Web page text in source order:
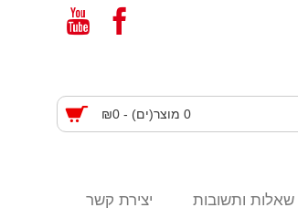
0 מוצר(ים) - ₪0
שאלות ותשובות יצירת קשר